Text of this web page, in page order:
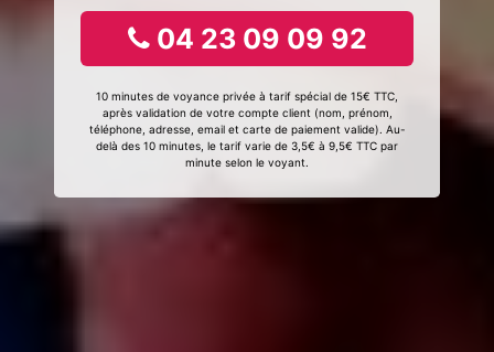
04 23 09 09 92
10 minutes de voyance privée à tarif spécial de 15€ TTC,
après validation de votre compte client (nom, prénom,
téléphone, adresse, email et carte de paiement valide). Au-
delà des 10 minutes, le tarif varie de 3,5€ à 9,5€ TTC par
minute selon le voyant.